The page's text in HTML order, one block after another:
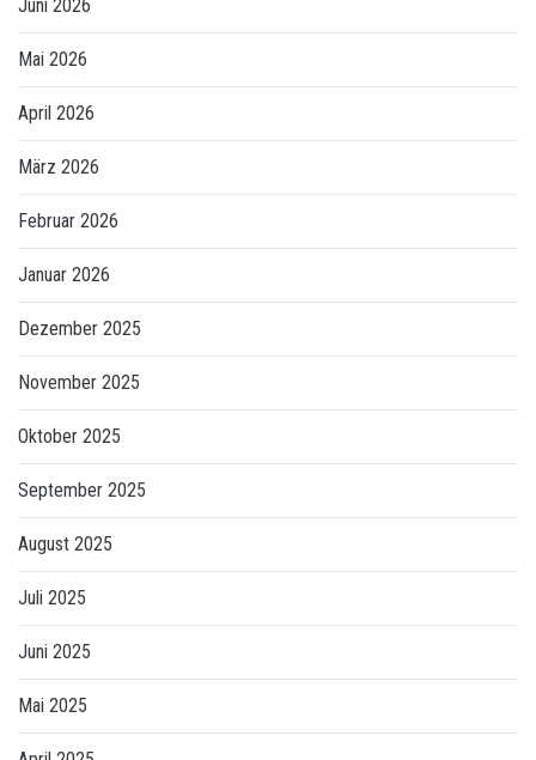
Juni 2026
Mai 2026
April 2026
März 2026
Februar 2026
Januar 2026
Dezember 2025
November 2025
Oktober 2025
September 2025
August 2025
Juli 2025
Juni 2025
Mai 2025